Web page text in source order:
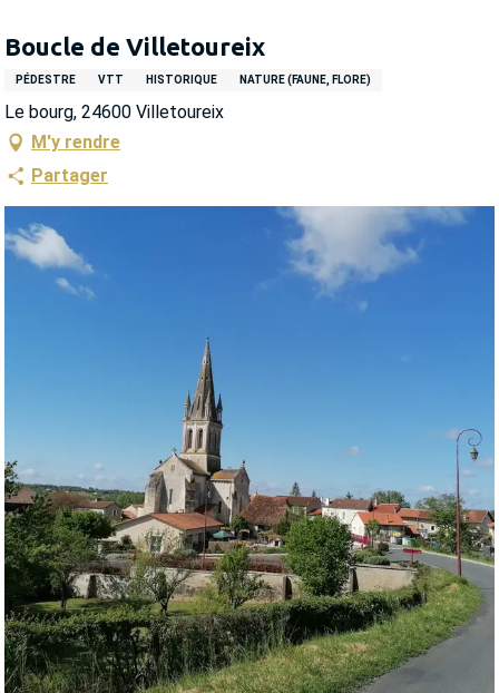
Boucle de Villetoureix
PÉDESTRE VTT HISTORIQUE NATURE (FAUNE, FLORE)
Le bourg, 24600 Villetoureix
M'y rendre
Partager